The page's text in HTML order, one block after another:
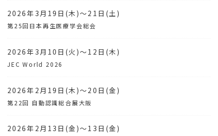
2026年3月19日(木)～21日(土)
第25回日本再生医療学会総会
2026年3月10日(火)～12日(木)
JEC World 2026
2026年2月19日(木)～20日(金)
第22回 自動認識総合展大阪
2026年2月13日(金)～13日(金)